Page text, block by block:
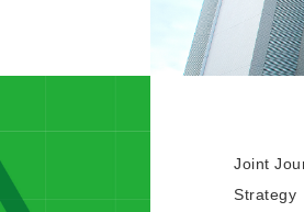
Joint
Strategy